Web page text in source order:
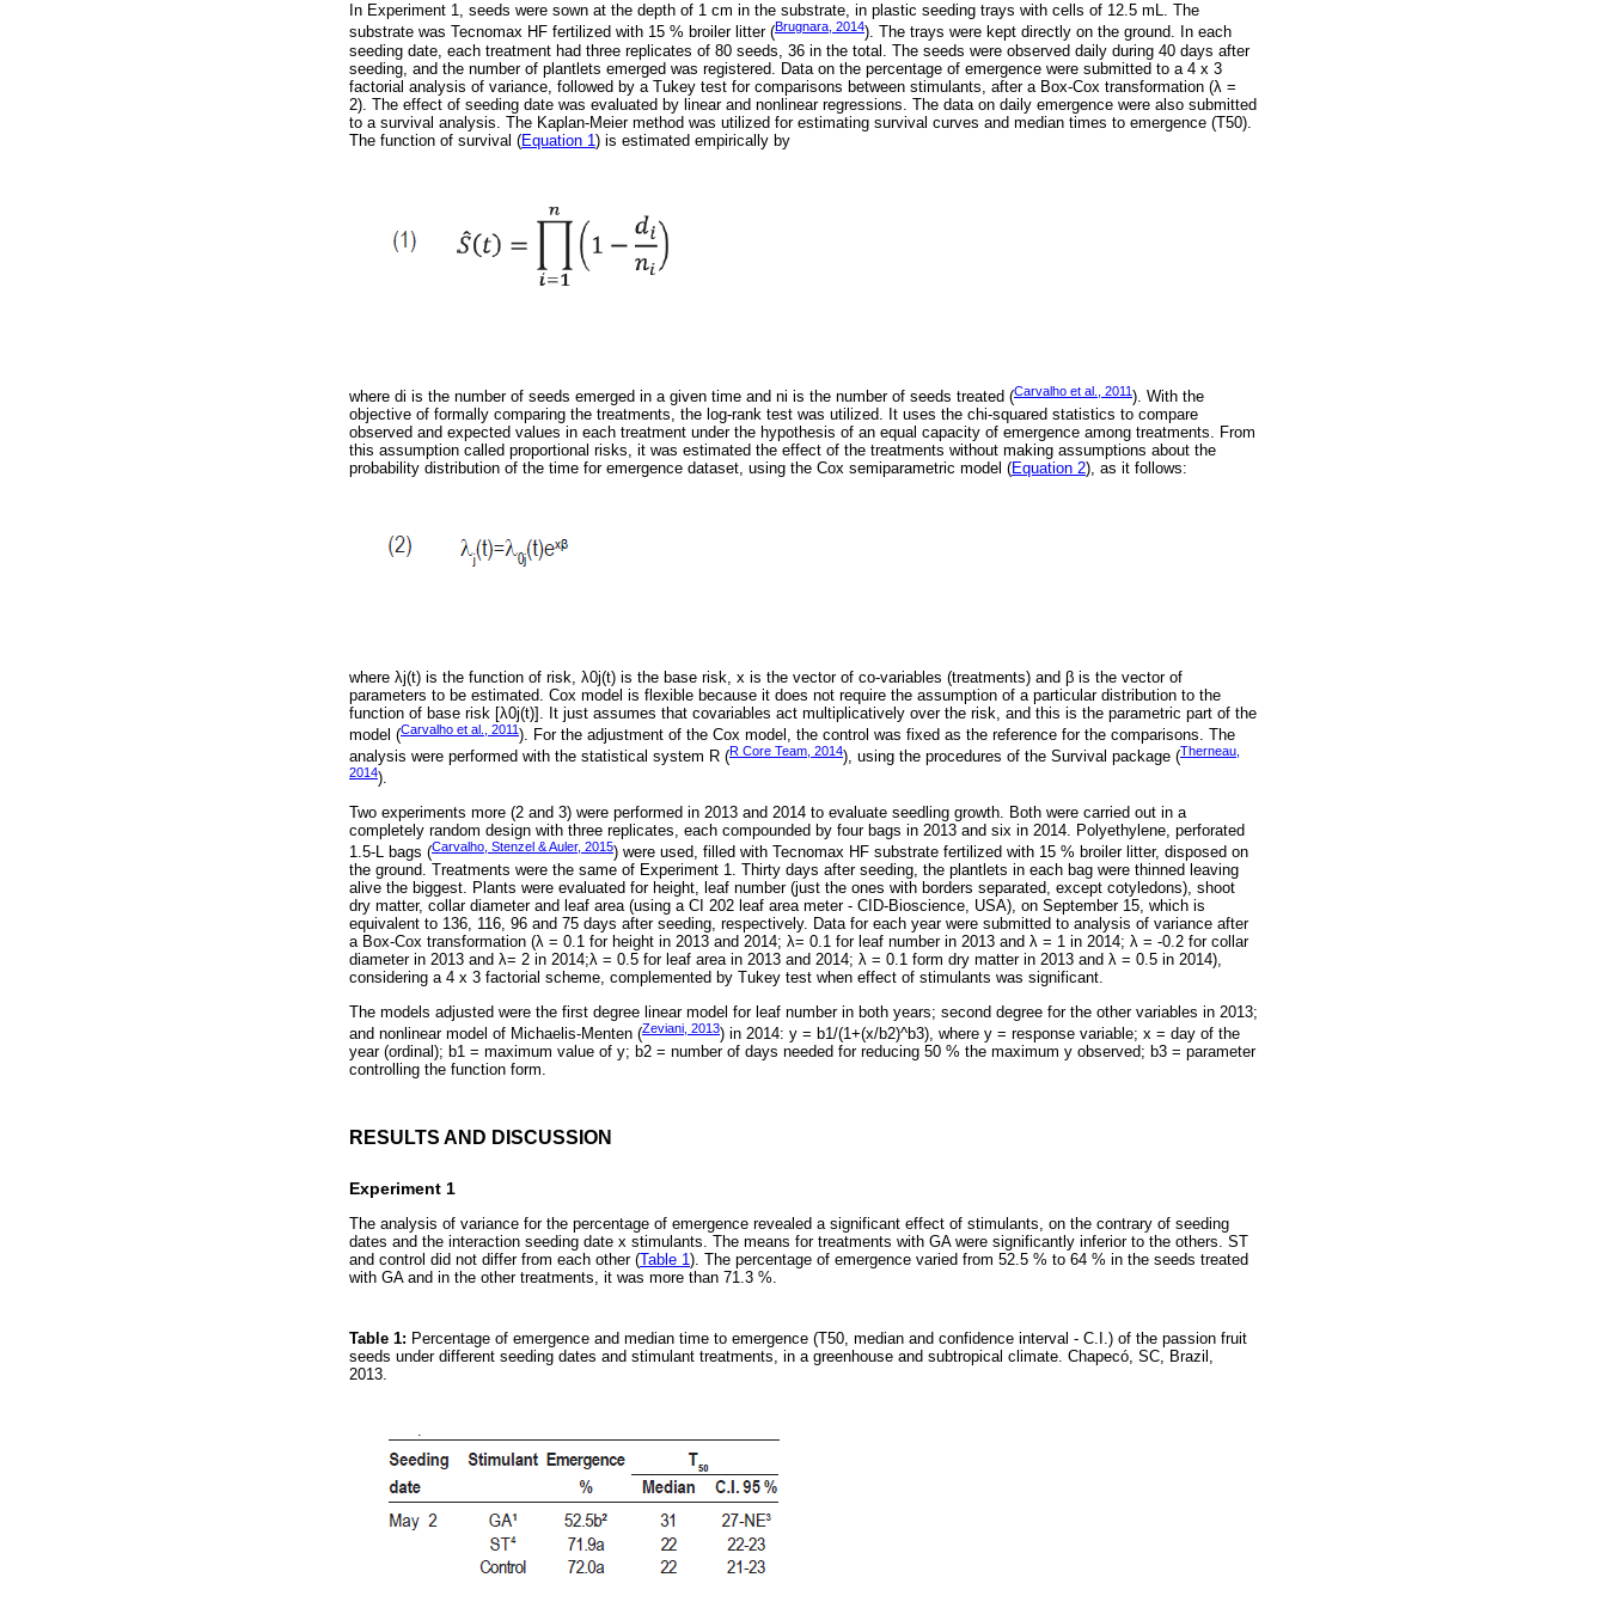
In Experiment 1, seeds were sown at the depth of 1 cm in the substrate, in plastic seeding trays with cells of 12.5 mL. The
substrate was Tecnomax HF fertilized with 15 % broiler litter (Brugnara, 2014). The trays were kept directly on the ground. In each
seeding date, each treatment had three replicates of 80 seeds, 36 in the total. The seeds were observed daily during 40 days after
seeding, and the number of plantlets emerged was registered. Data on the percentage of emergence were submitted to a 4 x 3
factorial analysis of variance, followed by a Tukey test for comparisons between stimulants, after a Box-Cox transformation (λ =
2). The effect of seeding date was evaluated by linear and nonlinear regressions. The data on daily emergence were also submitted
to a survival analysis. The Kaplan-Meier method was utilized for estimating survival curves and median times to emergence (T50).
The function of survival (Equation 1 ) is estimated empirically by
where di is the number of seeds emerged in a given time and ni is the number of seeds treated (Carvalho et al., 2011). With the
objective of formally comparing the treatments, the log-rank test was utilized. It uses the chi-squared statistics to compare
observed and expected values in each treatment under the hypothesis of an equal capacity of emergence among treatments. From
this assumption called proportional risks, it was estimated the effect of the treatments without making assumptions about the
probability distribution of the time for emergence dataset, using the Cox semiparametric model (Equation 2), as it follows:
where λj(t) is the function of risk, λ0j(t) is the base risk, x is the vector of co-variables (treatments) and β is the vector of
parameters to be estimated. Cox model is flexible because it does not require the assumption of a particular distribution to the
function of base risk [λ0j(t)]. It just assumes that covariables act multiplicatively over the risk, and this is the parametric part of the
model (Carvalho et al., 2011). For the adjustment of the Cox model, the control was fixed as the reference for the comparisons. The
analysis were performed with the statistical system R (R Core Team, 2014), using the procedures of the Survival package (Therneau,
2014).
Two experiments more (2 and 3) were performed in 2013 and 2014 to evaluate seedling growth. Both were carried out in a
completely random design with three replicates, each compounded by four bags in 2013 and six in 2014. Polyethylene, perforated
1.5-L bags (Carvalho, Stenzel & Auler, 2015) were used, filled with Tecnomax HF substrate fertilized with 15 % broiler litter, disposed on
the ground. Treatments were the same of Experiment 1. Thirty days after seeding, the plantlets in each bag were thinned leaving
alive the biggest. Plants were evaluated for height, leaf number (just the ones with borders separated, except cotyledons), shoot
dry matter, collar diameter and leaf area (using a CI 202 leaf area meter - CID-Bioscience, USA), on September 15, which is
equivalent to 136, 116, 96 and 75 days after seeding, respectively. Data for each year were submitted to analysis of variance after
a Box-Cox transformation (λ = 0.1 for height in 2013 and 2014; λ= 0.1 for leaf number in 2013 and λ = 1 in 2014; λ = -0.2 for collar
diameter in 2013 and λ= 2 in 2014;λ = 0.5 for leaf area in 2013 and 2014; λ = 0.1 form dry matter in 2013 and λ = 0.5 in 2014),
considering a 4 x 3 factorial scheme, complemented by Tukey test when effect of stimulants was significant.
The models adjusted were the first degree linear model for leaf number in both years; second degree for the other variables in 2013;
and nonlinear model of Michaelis-Menten (Zeviani, 2013) in 2014: y = b1/(1+(x/b2)^b3), where y = response variable; x = day of the
year (ordinal); b1 = maximum value of y; b2 = number of days needed for reducing 50 % the maximum y observed; b3 = parameter
controlling the function form.
RESULTS AND DISCUSSION
Experiment 1
The analysis of variance for the percentage of emergence revealed a significant effect of stimulants, on the contrary of seeding
dates and the interaction seeding date x stimulants. The means for treatments with GA were significantly inferior to the others. ST
and control did not differ from each other (Table 1 ). The percentage of emergence varied from 52.5 % to 64 % in the seeds treated
with GA and in the other treatments, it was more than 71.3 %.
Table 1: Percentage of emergence and median time to emergence (T50, median and confidence interval - C.I.) of the passion fruit
seeds under different seeding dates and stimulant treatments, in a greenhouse and subtropical climate. Chapecó, SC, Brazil,
2013.